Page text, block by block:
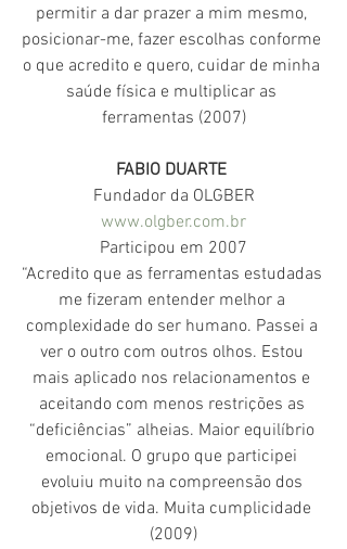
permitir a dar prazer a mim mesmo,
posicionar-me, fazer escolhas conforme
o que acredito e quero, cuidar de minha
saúde física e multiplicar as
ferramentas (2007)
FABIO DUARTE
Fundador da OLGBER
www.olgber.com.br
Participou em 2007
“Acredito que as ferramentas estudadas
me fizeram entender melhor a
complexidade do ser humano. Passei a
ver o outro com outros olhos. Estou
mais aplicado nos relacionamentos e
aceitando com menos restrições as
“deficiências” alheias. Maior equilíbrio
emocional. O grupo que participei
evoluiu muito na compreensão dos
objetivos de vida. Muita cumplicidade
(2009)